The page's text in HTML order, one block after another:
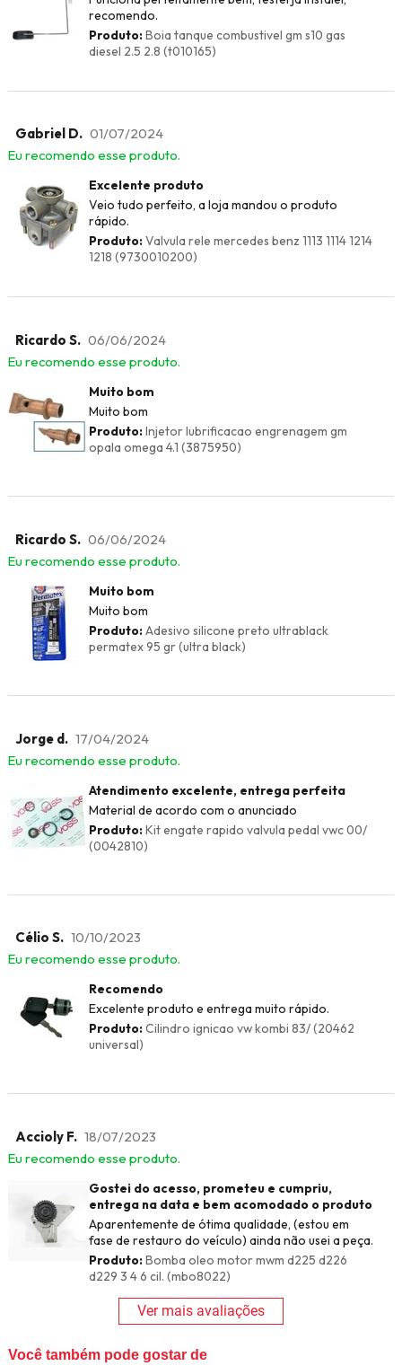
recomendo.
Produto:Boia tanque combustivel gm s10 gas
diesel 2.5 2.8 (t010165)
Gabriel D. 01/07/2024
Eu recomendo esse produto.
Excelente produto
Veio tudo perfeito, a loja mandou o produto
rápido.
Produto:Valvula rele mercedes benz 1113 1114 1214
1218 (9730010200)
Ricardo S. 06/06/2024
Eu recomendo esse produto.
Muito bom
Muito bom
Produto:Injetor lubrificacao engrenagem gm
opala omega 4.1 (3875950)
Ricardo S. 06/06/2024
Eu recomendo esse produto.
Muito bom
Muito bom
Produto:Adesivo silicone preto ultrablack
permatex 95 gr (ultra black)
Jorge d. 17/04/2024
Eu recomendo esse produto.
Atendimento excelente, entrega perfeita
Material de acordo com o anunciado
Produto:Kit engate rapido valvula pedal vwc 00/
(0042810)
Célio S. 10/10/2023
Eu recomendo esse produto.
Recomendo
Excelente produto e entrega muito rápido.
Produto:Cilindro ignicao vw kombi 83/ (20462
universal)
Accioly F. 18/07/2023
Eu recomendo esse produto.
Gostei do acesso, prometeu e cumpriu,
entrega na data e bem acomodado o produto
Aparentemente de ótima qualidade, (estou em
fase de restauro do veículo) ainda não usei a peça.
Produto:Bomba oleo motor mwm d225 d226
d229 3 4 6 cil. (mbo8022)
Ver mais avaliações
Você também pode gostar de